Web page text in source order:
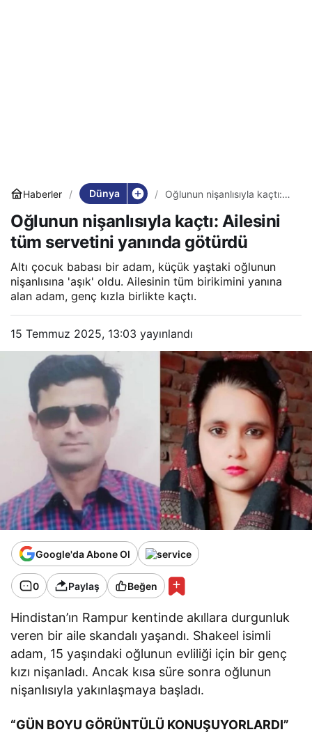
Haberler Dünya
Oğlunun nişanlısıyla kaçtı:
yanında götürdü
Oğlunun nişanlısıyla kaçtı: Ailesini
tüm servetini yanında götürdü
Altı çocuk babası bir adam, küçük yaştaki oğlunun
nişanlısına 'aşık' oldu. Ailesinin tüm birikimini yanına
alan adam, genç kızla birlikte kaçtı.
15 Temmuz 2025, 13:03 yayınlandı
Google'da Abone Ol
0 Paylaş Beğen
Hindistan’ın Rampur kentinde akıllara durgunluk
veren bir aile skandalı yaşandı. Shakeel isimli
adam, 15 yaşındaki oğlunun evliliği için bir genç
kızı nişanladı. Ancak kısa süre sonra oğlunun
nişanlısıyla yakınlaşmaya başladı.
“GÜN BOYU GÖRÜNTÜLÜ KONUŞUYORLARDI”